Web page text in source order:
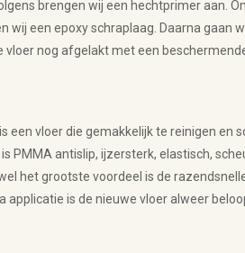
brengen wij een hechtprimer aan.
een epoxy schraplaag. Daarna gaan
nog afgelakt met een
is een vloer die gemakkelijk te reinigen en
PMMA antislip, ijzersterk, elastisch,
het grootste voordeel is de
is de nieuwe vloer alweer